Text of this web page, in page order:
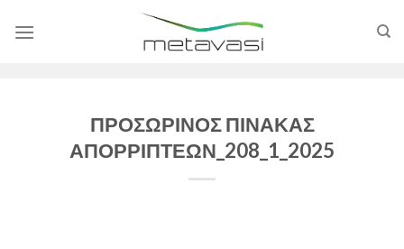
ΠΡΟΣΩΡΙΝΟΣ ΠΙΝΑΚΑΣ
ΑΠΟΡΡΙΠΤΕΩΝ_208_1_2025